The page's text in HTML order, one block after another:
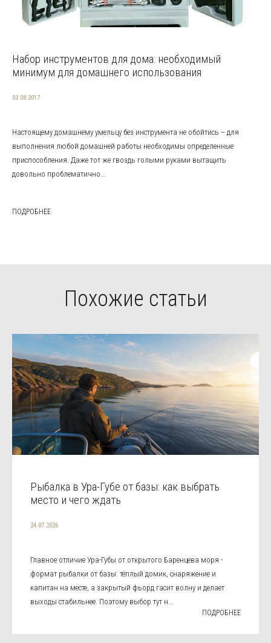
Набор инструментов для дома: необходимый
минимум для домашнего использования
03.08.2017
Настоящему домашнему умельцу без инструмента не обойтись – для
выполнения любой домашней работы необходимы определенные
приспособления. Даже тот же гвоздь голыми руками вытащить
довольно проблематично...
ПОДРОБНЕЕ
Похожие статьи
Рыбалка в Ура-Губе от базы: как выбрать
место и чего ждать
24.07.2026
Главное отличие Ура-Губы от открытого Баренцева моря -
формат рыбалки от базы: тёплый домик, снаряжение и
капитан на месте, а закрытый фьорд гасит волну и делает
выходы стабильнее. Поэтому выбор тут н...
ПОДРОБНЕЕ